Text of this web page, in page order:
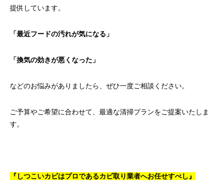
提供しています。
「最近フードの汚れが気になる」
「換気の効きが悪くなった」
などのお悩みがありましたら、ぜひ一度ご相談ください。
ご予算やご希望に合わせて、最適な清掃プランをご提案いたしま
す。
『しつこいカビはプロであるカビ取り業者へお任せすべし』